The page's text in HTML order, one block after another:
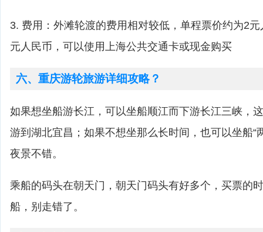
3. 费用：外滩轮渡的费用相对较低，单程票价约为2
元人民币，可以使用上海公共交通卡或现金购买
六、重庆游轮旅游详细攻略？
如果想坐船游长江，可以坐船顺江而下游长江三峡，
游到湖北宜昌；如果不想坐那么长时间，也可以坐船“
夜景不错。
乘船的码头在朝天门，朝天门码头有好多个，买票的
船，别走错了。